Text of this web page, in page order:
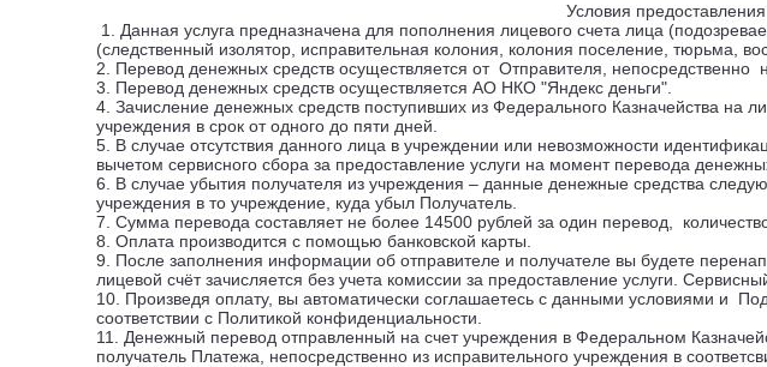
Условия
1. Данная услуга предназначена для пополнения лицевого счета лица
(следственный изолятор, исправительная колония, колония поселение, тюрьма,
2. Перевод денежных средств осуществляется от Отправителя,
3. Перевод денежных средств осуществляется АО НКО "Яндекс деньги".
4. Зачисление денежных средств поступивших из Федерального Казначейства на
учреждения в срок от одного до пяти дней.
5. В случае отсутствия данного лица в учреждении или невозможности
вычетом сервисного сбора за предоставление услуги на момент перевода
6. В случае убытия получателя из учреждения – данные денежные средства
учреждения в то учреждение, куда убыл Получатель.
7. Сумма перевода составляет не более 14500 рублей за один перевод,
8. Оплата производится с помощью банковской карты.
9. После заполнения информации об отправителе и получателе вы будете
лицевой счёт зачисляется без учета комиссии за предоставление услуги.
10. Произведя оплату, вы автоматически соглашаетесь с данными условиями и
соответствии с Политикой конфиденциальности.
11. Денежный перевод отправленный на счет учреждения в Федеральном
получатель Платежа, непосредственно из исправительного учреждения в